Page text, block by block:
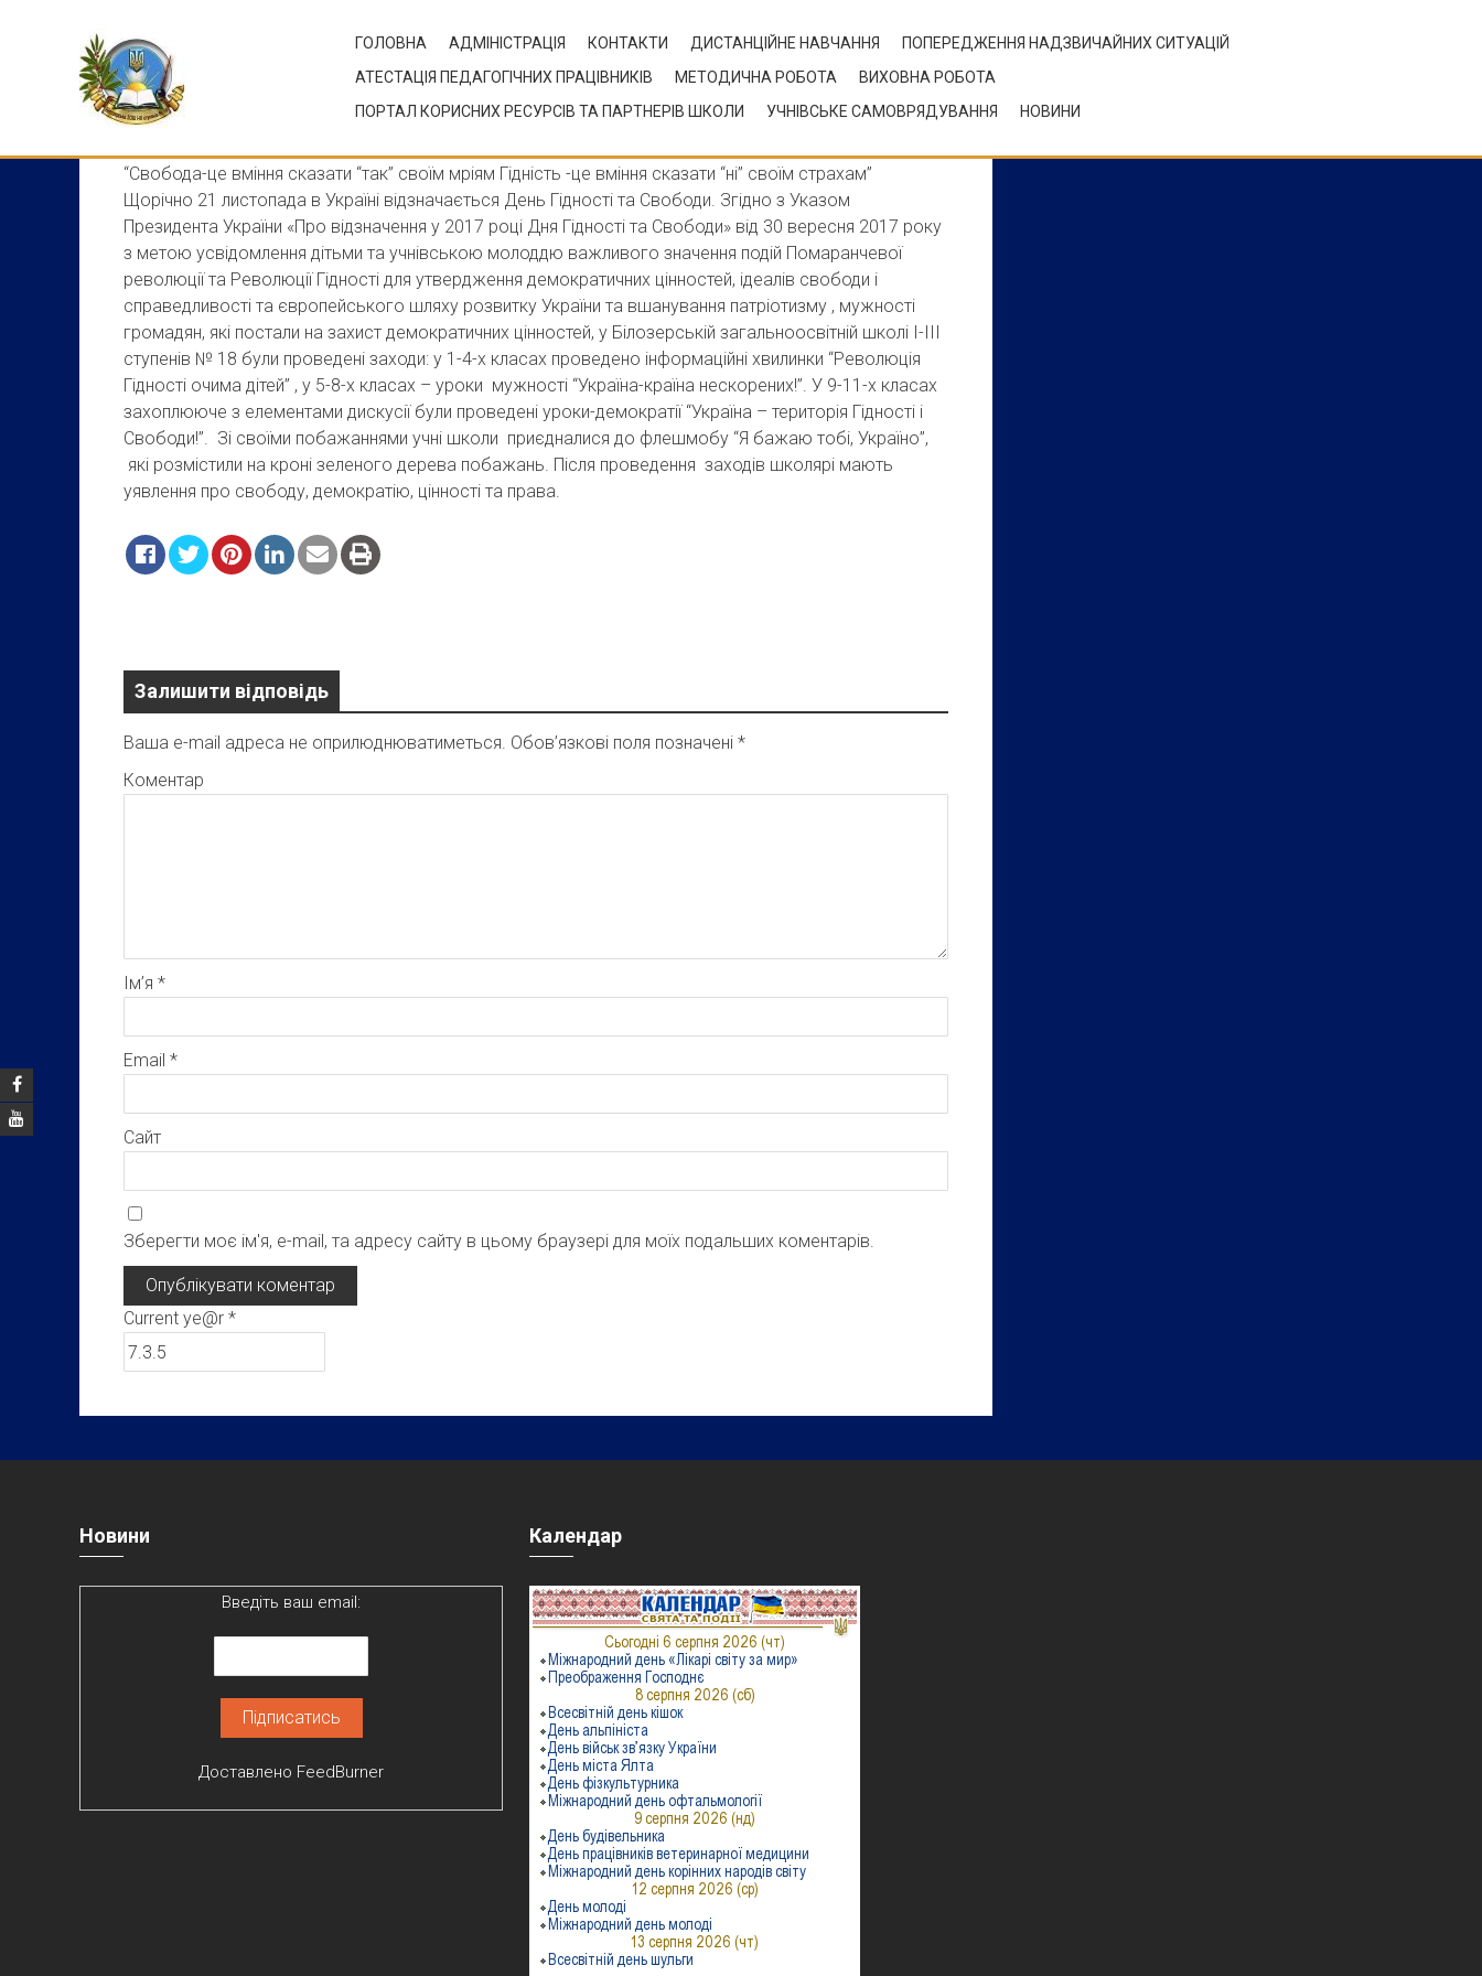
ГОЛОВНА АДМІНІСТРАЦІЯ КОНТАКТИ ДИСТАНЦІЙНЕ НАВЧАННЯ
ПОПЕРЕДЖЕННЯ НАДЗВИЧАЙНИХ СИТУАЦІЙ
АТЕСТАЦІЯ ПЕДАГОГІЧНИХ ПРАЦІВНИКІВ
МЕТОДИЧНА РОБОТА
ВИХОВНА РОБОТА
ПОРТАЛ КОРИСНИХ РЕСУРСІВ ТА ПАРТНЕРІВ ШКОЛИ
УЧНІВСЬКЕ САМОВРЯДУВАННЯ НОВИНИ
День Гідності та Свободи
“Свобода-це вміння сказати “так” своїм мріям Гідність -це вміння сказати “ні” своїм страхам”
Щорічно 21 листопада в Україні відзначається День Гідності та Свободи. Згідно з Указом
Президента України «Про відзначення у 2017 році Дня Гідності та Свободи» від 30 вересня 2017 року
з метою усвідомлення дітьми та учнівською молоддю важливого значення подій Помаранчевої
революції та Революції Гідності для утвердження демократичних цінностей, ідеалів свободи і
справедливості та європейського шляху розвитку України та вшанування патріотизму , мужності
громадян, які постали на захист демократичних цінностей, у Білозерській загальноосвітній школі І-ІІІ
ступенів № 18 були проведені заходи: у 1-4-х класах проведено інформаційні хвилинки “Революція
Гідності очима дітей” , у 5-8-х класах – уроки мужності “Україна-країна нескорених!”. У 9-11-х класах
захоплююче з елементами дискусії були проведені уроки-демократії “Україна – територія Гідності і
Свободи!”. Зі своїми побажаннями учні школи приєдналися до флешмобу “Я бажаю тобі, Україно”,
які розмістили на кроні зеленого дерева побажань. Після проведення заходів школярі мають
уявлення про свободу, демократію, цінності та права.
Залишити відповідь
Ваша e-mail адреса не оприлюднюватиметься. Обов’язкові поля позначені *
Коментар
Ім’я *
Email *
Сайт
Зберегти моє ім'я, e-mail, та адресу сайту в цьому браузері для моїх подальших коментарів.
Current ye@r *
Новини
Введіть ваш email:
Доставлено FeedBurner
Календар